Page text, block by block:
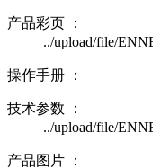
产品彩页 ：
../upload/file/
操作手册 ：
技术参数 ：
../upload/file/
产品图片 ：